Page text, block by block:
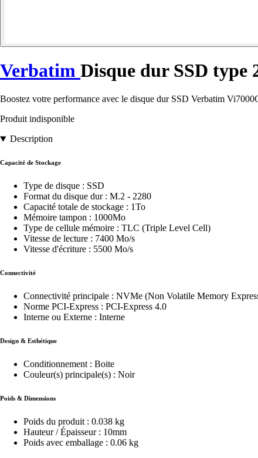
Verbatim Disque dur SSD type
Boostez votre performance avec le disque dur SSD Verbatim
Produit indisponible
Description
Capacité de Stockage
Type de disque : SSD
Format du disque dur : M.2 - 2280
Capacité totale de stockage : 1To
Mémoire tampon : 1000Mo
Type de cellule mémoire : TLC (Triple Level Cell)
Vitesse de lecture : 7400 Mo/s
Vitesse d'écriture : 5500 Mo/s
Connectivité
Connectivité principale : NVMe (Non Volatile Memory
Norme PCI-Express : PCI-Express 4.0
Interne ou Externe : Interne
Design & Esthétique
Conditionnement : Boite
Couleur(s) principale(s) : Noir
Poids & Dimensions
Poids du produit : 0.038 kg
Hauteur / Épaisseur : 10mm
Poids avec emballage : 0.06 kg